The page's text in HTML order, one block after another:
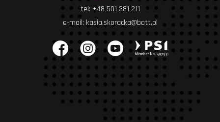
tel: +48 501 381 211
e-mail: kasia.skoracka@bott.pl